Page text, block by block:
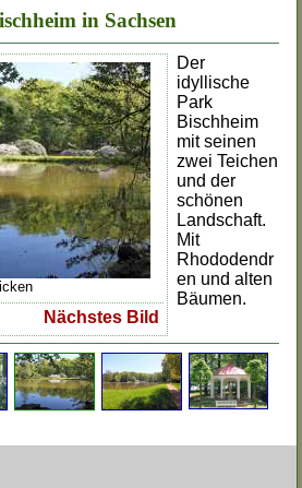
in Sachsen
Nächstes Bild
Der
idyllische
Park
Bischheim
mit seinen
zwei Teichen
und der
schönen
Landschaft.
Mit
Rhododendr
en und alten
Bäumen.